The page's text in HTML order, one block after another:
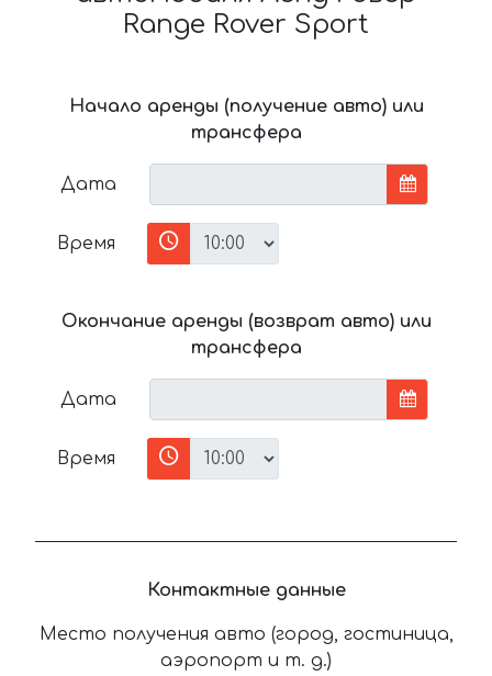
Range Rover Sport
Начало аренды (получение авто) или
трансфера
Дата
Время
Окончание аренды (возврат авто) или
трансфера
Дата
Время
Контактные данные
Место получения авто (город, гостиница,
аэропорт и т. д.)